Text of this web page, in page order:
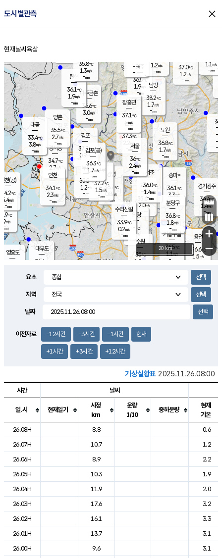
도시별관측 close
홈
현재날씨 육상
의도
℃
m/s
mm
영흥도
양주
36.5℃
1.9
-mm
과천
35.6℃
2.0m/s
- mm
용인
36.6℃
1.5m/s
경기광주
34.4℃
1.4m/s
-mm
2.3m/s
대부도
34.4
경서동
34.7℃
2.7 m/s
-mm
파주금촌
36.6℃
3.0m/s
-mm
37.0℃
1.2m/s
-mm
대곶
33.4℃
3.8m/s
-mm
창
-
-m/
-
탄현
36.1℃
1.9m/s
-mm
1.1 m/s
-mm
의왕
- ℃
m/s
mm
김포
37.3℃
0.9 m/s
mm
광명
36.7 ℃
0.8 m/s
-mm
부천
35.5℃
1.2m/s
-mm
양촌
35.5℃
2.7m/s
-mm
구로
37.2℃
1.5m/s
-mm
은평
37.3℃
2.2 m/s
- mm
노원
36.8℃
1.7m/s
-mm
송파*
36.1℃
3.3m/s
-mm
서초
36.0℃
1.4m/s
-mm
남방
38.2℃
1.7m/s
-mm
기흥구갈
36.5℃
1.1m/s
-
수리산길
33.9℃
0.2m/s
-mm
분당구
36.8℃
1.8m/s
-mm
장흥면
37.1℃
-m/s
-mm
-m/s
-mm
인천(공)
34.2℃
5.4m/s
-mm
김포(공)
36.3℃
1.7m/s
-mm
수원
35℃
1.2 m/s
인천
34.1℃
2.3m/s
-mm
서울
36℃
2.4m/s
-mm
35.8℃
1.3m/s
-mm
1.2m/s
-mm
+
−
20 km
요소
지역
날짜
이전자료 -12시간 -3시간 -1시간 현재
+1시간 +3시간 +12시간
기상실황표 2025.11.26.08:00
도시별 기상실황표로 지점, 날씨, 기온, 강수, 바람, 기압등을 안내한 표입
시간 날씨
일.시 현재일기
시정
km
운량
1/10
중하운량
현재
기온
26.08H
8.8
0.6
26.07H
10.7
1.2
26.06H
8.9
2.2
26.05H
10.3
1.9
26.04H
11.9
2.0
26.03H
17.6
3.2
26.02H
16.1
3.3
26.01H
13.7
3.1
26.00H
9.6
3.1